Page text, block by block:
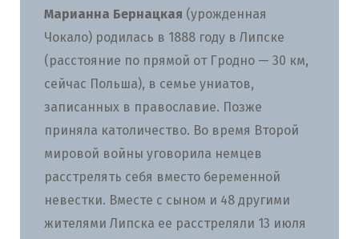
Марианна Бернацкая (урожденная
Чокало) родилась в 1888 году в Липске
(расстояние по прямой от Гродно — 30 км,
сейчас Польша), в семье униатов,
записанных в православие. Позже
приняла католичество. Во время Второй
мировой войны уговорила немцев
расстрелять себя вместо беременной
невестки. Вместе с сыном и 48 другими
жителями Липска ее расстреляли 13 июля